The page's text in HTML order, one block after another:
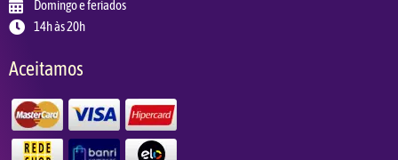
Domingo e feriados
14h às 20h
Aceitamos